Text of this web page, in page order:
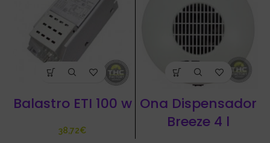
Balastro ETI 100 w
€
Ona Dispensador
Breeze 4 l